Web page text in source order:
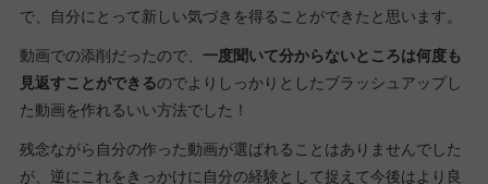
で、自分にとって新しい気づきを得ることができたと思います。
動画での添削だったので、 一度聞いて分からないところは何度も
見返すことができるのでよりしっかりとしたブラッシュアップし
た動画を作れるいい方法でした！
残念ながら自分の作った動画が選ばれることはありませんでした
が、逆にこれをきっかけに自分の経験として捉えて今後はより良